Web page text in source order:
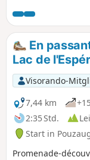
En
Lac de
Visorando-
7,44 km
2:35 Std.
Start in
Promenade-